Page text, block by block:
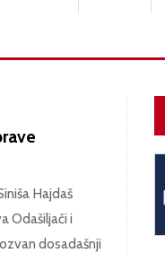
Hajdaš
Odašiljači i
dosadašnji